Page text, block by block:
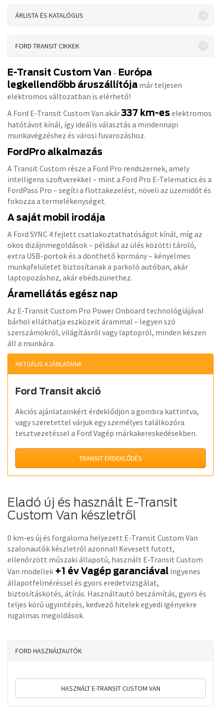
ÁRLISTA ÉS KATALÓGUS
FORD TRANSIT CIKKEK
E-Transit Custom Van – Európa
legkellendőbb áruszállítója már teljesen
elektromos változatban is elérhető!
A Ford E-Transit Custom Van akár337 km-es elektromos
hatótávot kínál, így ideális választás a mindennapi
munkavégzéshez és városi fuvarozáshoz.
FordPro alkalmazás
A Transit Custom része a Ford Pro rendszernek, amely
intelligens szoftverekkel – mint a Ford Pro E-Telematics és a
FordPass Pro – segíti a flottakezelést, növeli az üzemidőt és
fokozza a termelékenységet.
A saját mobil irodája
A Ford SYNC 4 fejlett csatlakoztathatóságot kínál, míg az
okos dizájnmegoldások – például az ülés közötti tároló,
extra USB-portok és a dönthető kormány – kényelmes
munkafelületet biztosítanak a parkoló autóban, akár
laptopozáshoz, akár ebédszünethez.
Áramellátás egész nap
Az E-Transit Custom Pro Power Onboard technológiájával
bárhol elláthatja eszközeit árammal – legyen szó
szerszámokról, világításról vagy laptopról, minden készen
áll a munkára.
AKTUÁLIS AJÁNLATAINK
Ford Transit akció
Akciós ajánlatainkért érdeklődjön a gombra kattintva,
vagy szeretettel várjuk egy személyes találkozóra
tesztvezetéssel a Ford Vagép márkakereskedésekben.
TRANSIT ÉRDEKLŐDÉS
Eladó új és használt E-Transit
Custom Van készletről
0 km-es új és forgaloma helyezett E-Transit Custom Van
szalonautók készletről azonnal! Kevesett futott,
ellenőrzött műszaki állapotú, használt E-Transit Custom
Van modellek +1 év Vagép garanciával ingyenes
állapotfelméréssel és gyors eredetvizsgálat,
biztosításkötés, átírás. Használtautó beszámítás, gyors és
teljes körű ügyintézés, kedvező hitelek egyedi igényekre
rugalmas megoldások.
FORD HASZNÁLTAUTÓK
HASZNÁLT E-TRANSIT CUSTOM VAN